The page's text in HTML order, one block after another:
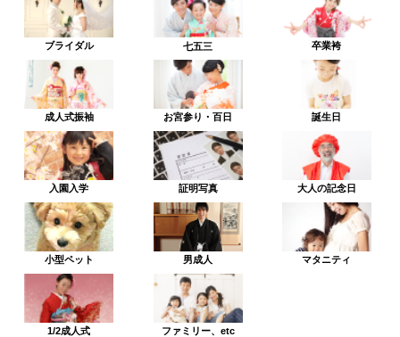
ブライダル 七五三 卒業袴
成人式振袖 お宮参り・百日 誕生日
入園入学 証明写真 大人の記念日
小型ペット 男成人 マタニティ
1/2成人式 ファミリー、etc